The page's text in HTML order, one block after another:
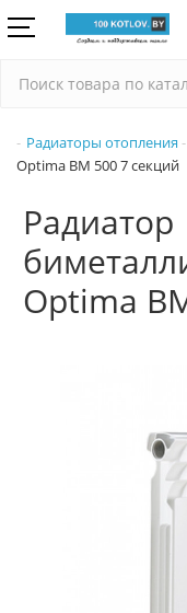
Радиаторы отопления
Optima BM 500 7 секций
Радиатор
Optima